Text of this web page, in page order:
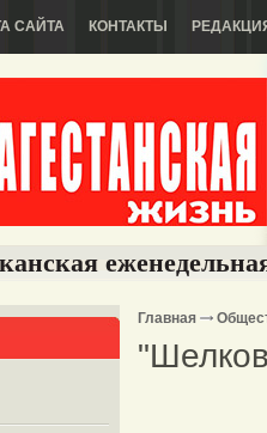
САЙТА КОНТАКТЫ
Главная